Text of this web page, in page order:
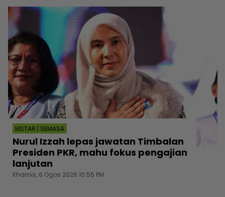
MSTAR | SEMASA
Nurul Izzah lepas jawatan Timbalan
Presiden PKR, mahu fokus pengajian
lanjutan
Khamis, 6 Ogos 2026 10:55 PM